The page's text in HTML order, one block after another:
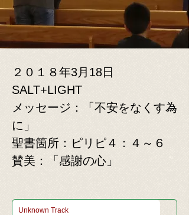
２０１８年3月18日
​SALT+LIGHT
メッセージ：「不安をなくす為
に」
​聖書箇所：ピリピ４：４～６
​賛美：「感謝の心」
Unknown Track